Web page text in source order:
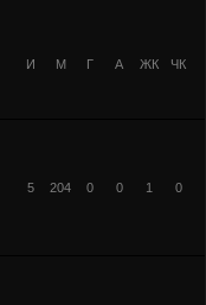
И М Г А ЖК ЧК
5 204 0 0 1 0